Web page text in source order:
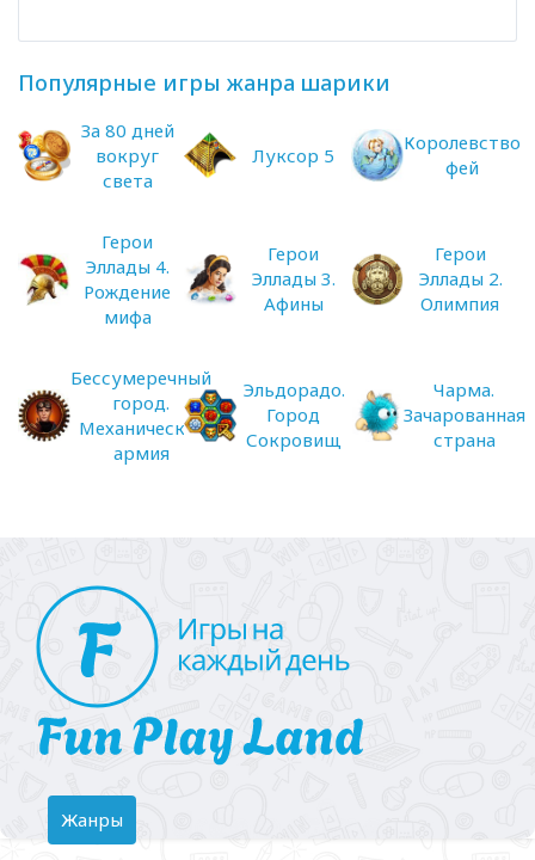
Популярные игры жанра шарики
За 80 дней
вокруг
света
Луксор 5
Королевство
фей
Герои
Эллады 4.
Рождение
мифа
Герои
Эллады 3.
Афины
Герои
Эллады 2.
Олимпия
Бессумеречный
город.
Механическая
армия
Эльдорадо.
Город
Сокровищ
Чарма.
Зачарованная
страна
Toggle
navigation
Жанры